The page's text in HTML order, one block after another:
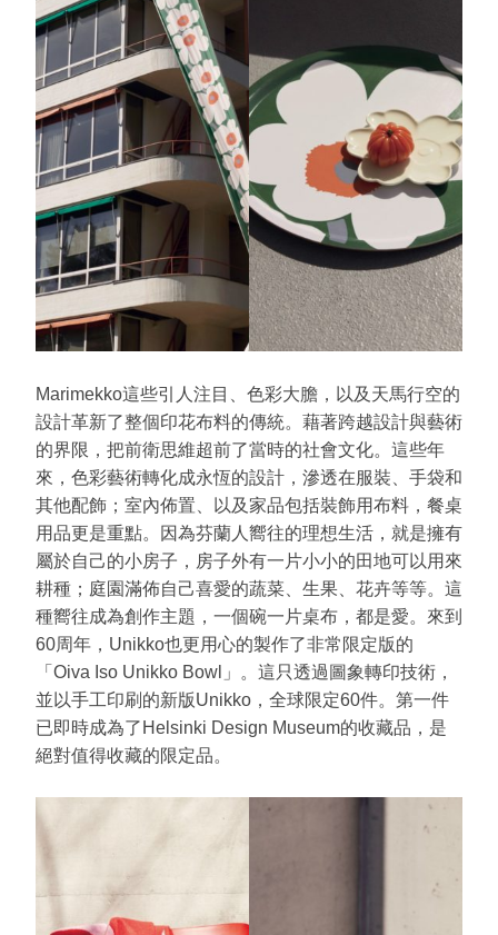
Marimekko這些引人注目、色彩大膽，以及天馬行空的
設計革新了整個印花布料的傳統。藉著跨越設計與藝術
的界限，把前衛思維超前了當時的社會文化。這些年
來，色彩藝術轉化成永恆的設計，滲透在服裝、手袋和
其他配飾；室內佈置、以及家品包括裝飾用布料，餐桌
用品更是重點。因為芬蘭人嚮往的理想生活，就是擁有
屬於自己的小房子，房子外有一片小小的田地可以用來
耕種；庭園滿佈自己喜愛的蔬菜、生果、花卉等等。這
種嚮往成為創作主題，一個碗一片桌布，都是愛。來到
60周年，Unikko也更用心的製作了非常限定版的
「Oiva Iso Unikko Bowl」。這只透過圖象轉印技術，
並以手工印刷的新版Unikko，全球限定60件。第一件
已即時成為了Helsinki Design Museum的收藏品，是
絕對值得收藏的限定品。